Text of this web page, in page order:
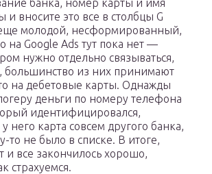
банка, номер карты и имя
и вносите это все в столбцы G
молодой, несформированный,
на Google Ads тут пока нет —
нужно отдельно связываться,
большинство из них принимают
на дебетовые карты. Однажды
деньги по номеру телефона
идентифицировался,
у него карта совсем другого банка,
то не было в списке. В итоге,
и все закончилось хорошо,
страхуемся.